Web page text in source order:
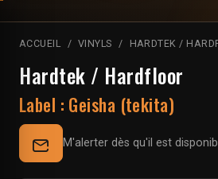
ACCUEIL VINYLS HARDTEK /
Hardtek / Hardfloor
Label : Geisha (tekita)
M'alerter dès qu'il est